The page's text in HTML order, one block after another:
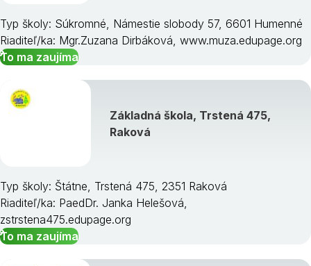
Typ školy: Súkromné, Námestie slobody 57, 6601 Humenné
Riaditeľ/ka: Mgr.Zuzana Dirbáková, www.muza.edupage.org
To ma zaujíma
Základná škola, Trstená 475,
Raková
Typ školy: Štátne, Trstená 475, 2351 Raková
Riaditeľ/ka: PaedDr. Janka Helešová,
zstrstena475.edupage.org
To ma zaujíma